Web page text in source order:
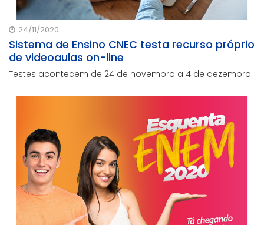
24/11/2020
Sistema de Ensino CNEC testa recurso próprio
de videoaulas on-line
Testes acontecem de 24 de novembro a 4 de dezembro